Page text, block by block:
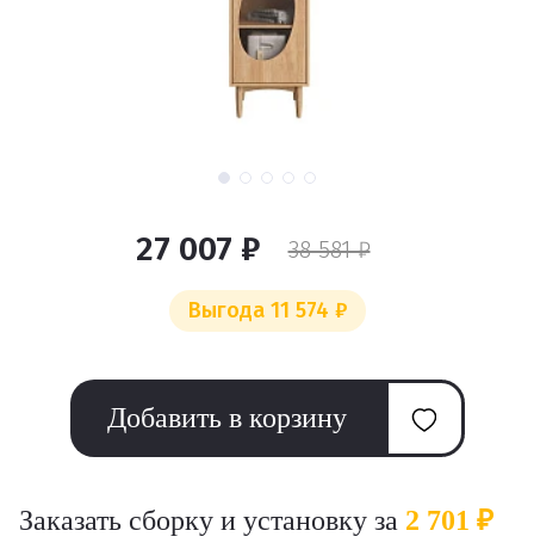
27 007 ₽ 38 581 ₽
Выгода 11 574 ₽
Добавить в корзину
Заказать сборку и установку за 2 701 ₽